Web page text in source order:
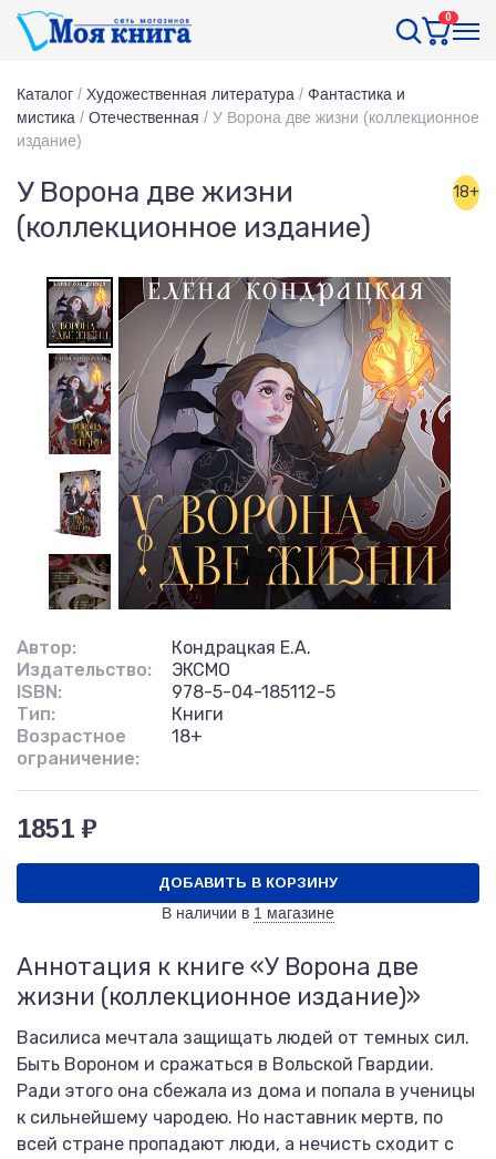
0
Каталог / Художественная литература / Фантастика и
мистика / Отечественная / У Ворона две жизни (коллекционное
издание)
У Ворона две жизни
(коллекционное издание)
18+
Автор:
Кондрацкая Е.А.
Издательство:
ЭКСМО
ISBN:
978-5-04-185112-5
Тип:
Книги
Возрастное
ограничение:
18+
1851 ₽
ДОБАВИТЬ В КОРЗИНУ
В наличии в 1 магазине
Аннотация к книге «У Ворона две
жизни (коллекционное издание)»
Василиса мечтала защищать людей от темных сил.
Быть Вороном и сражаться в Вольской Гвардии.
Ради этого она сбежала из дома и попала в ученицы
к сильнейшему чародею. Но наставник мертв, по
всей стране пропадают люди, а нечисть сходит с